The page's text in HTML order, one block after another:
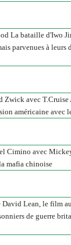
La bataille d'Iwo
parvenues à
Zwick avec
américaine avec
Cimino avec
mafia chinoise
Lean, le film
de guerre